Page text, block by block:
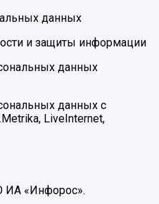
данных
и защиты информации
данных
данных с
LiveInternet,
ИА «Инфорос».